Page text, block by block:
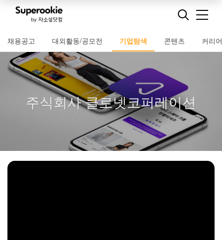
채용공고 대외활동/공모전 기업탐색 콘텐츠 커리
주식회사 클로넷코퍼레이션